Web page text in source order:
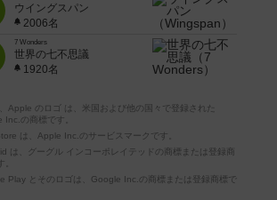
ウイングスパン
2006名
7 Wonders
世界の七不思議
1920名
Apple のロゴ は、米国および他の国々で登録された
Inc.の商標です。
は、Apple Inc.のサービスマークです。
は、グーグル インコーポレイテッドの商標または登録商
。
Play とそのロゴは、Google Inc.の商標または登録商標で